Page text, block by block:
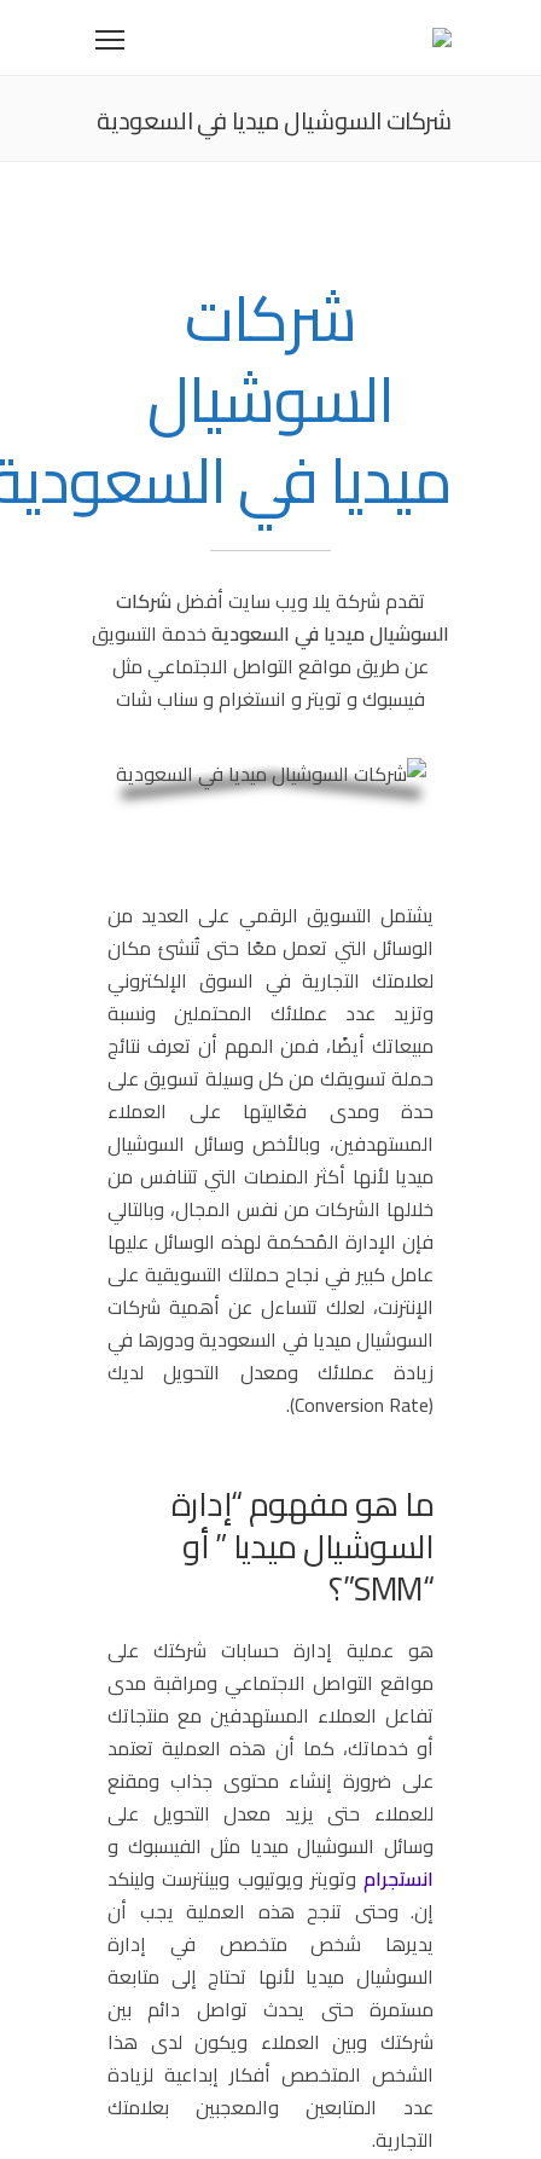
شركات السوشيال ميديا في السعودية
شركات
السوشيال
ميديا في
تقدم شركة يلا ويب سايت أفضلشركات
السوشيال ميديا في السعوديةخدمة التسويق
عن طريق مواقع التواصل الاجتماعي مثل
فيسبوك و تويتر و انستغرام و سناب شات
يشتمل التسويق الرقمي على العديد من
الوسائل التي تعمل معًا حتى تُنشئ مكان
لعلامتك التجارية في السوق الإلكتروني
وتزيد عدد عملائك المحتملين ونسبة
مبيعاتك أيضًا، فمن المهم أن تعرف نتائج
حملة تسويقك من كل وسيلة تسويق على
حدة ومدى فعّاليتها على العملاء
المستهدفين، وبالأخص وسائل السوشيال
ميديا لأنها أكثر المنصات التي تتنافس من
خلالها الشركات من نفس المجال، وبالتالي
فإن الإدارة المُحكمة لهذه الوسائل عليها
عامل كبير في نجاح حملتك التسويقية على
الإنترنت، لعلك تتساءل عن أهمية شركات
السوشيال ميديا في السعوديةودورها في
زيادة عملائك ومعدل التحويل لديك
(Conversion Rate).
ما هو مفهوم “إدارة
السوشيال ميديا ” أو
“SMM”؟
هو عملية إدارة حسابات شركتك على
مواقع التواصل الاجتماعي ومراقبة مدى
تفاعل العملاء المستهدفين مع منتجاتك
أو خدماتك، كما أن هذه العملية تعتمد
على ضرورة إنشاء محتوى جذاب ومقنع
للعملاء حتى يزيد معدل التحويل على
وسائل السوشيال ميديا مثل الفيسبوك و
انستجرام وتويتر ويوتيوب وبينترست ولينكد
إن. وحتى تنجح هذه العملية يجب أن
يديرها شخص متخصص في إدارة
السوشيال ميديا لأنها تحتاج إلى متابعة
مستمرة حتى يحدث تواصل دائم بين
شركتك وبين العملاء ويكون لدى هذا
الشخص المتخصص أفكار إبداعية لزيادة
عدد المتابعين والمعجبين بعلامتك
التجارية.